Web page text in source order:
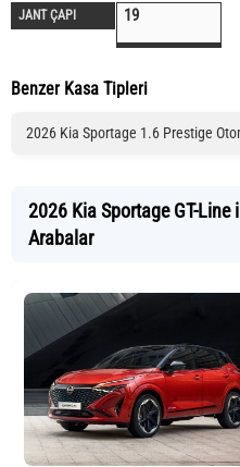
JANT ÇAPI 19
Benzer Kasa Tipleri
2026 Kia Sportage 1.6 Prestige
2026 Kia Sportage GT-Line
Arabalar